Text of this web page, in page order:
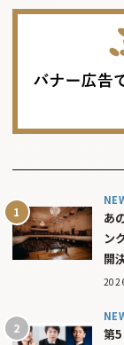
あ
ン
開
第